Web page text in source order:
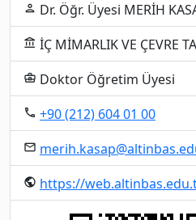
person Dr. Öğr. Üyesi MERİH
account_balance İÇ MİMARLIK VE ÇEVRE
business_center Doktor Öğretim Üyesi
local_phone +90 (212) 604 01 00
email
public https://